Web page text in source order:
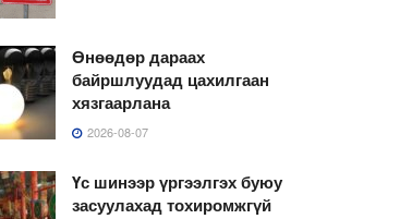
Өнөөдөр дараах
байршлуудад цахилгаан
хязгаарлана
2026-08-07
Үс шинээр үргээлгэх буюу
засуулахад тохиромжгүй